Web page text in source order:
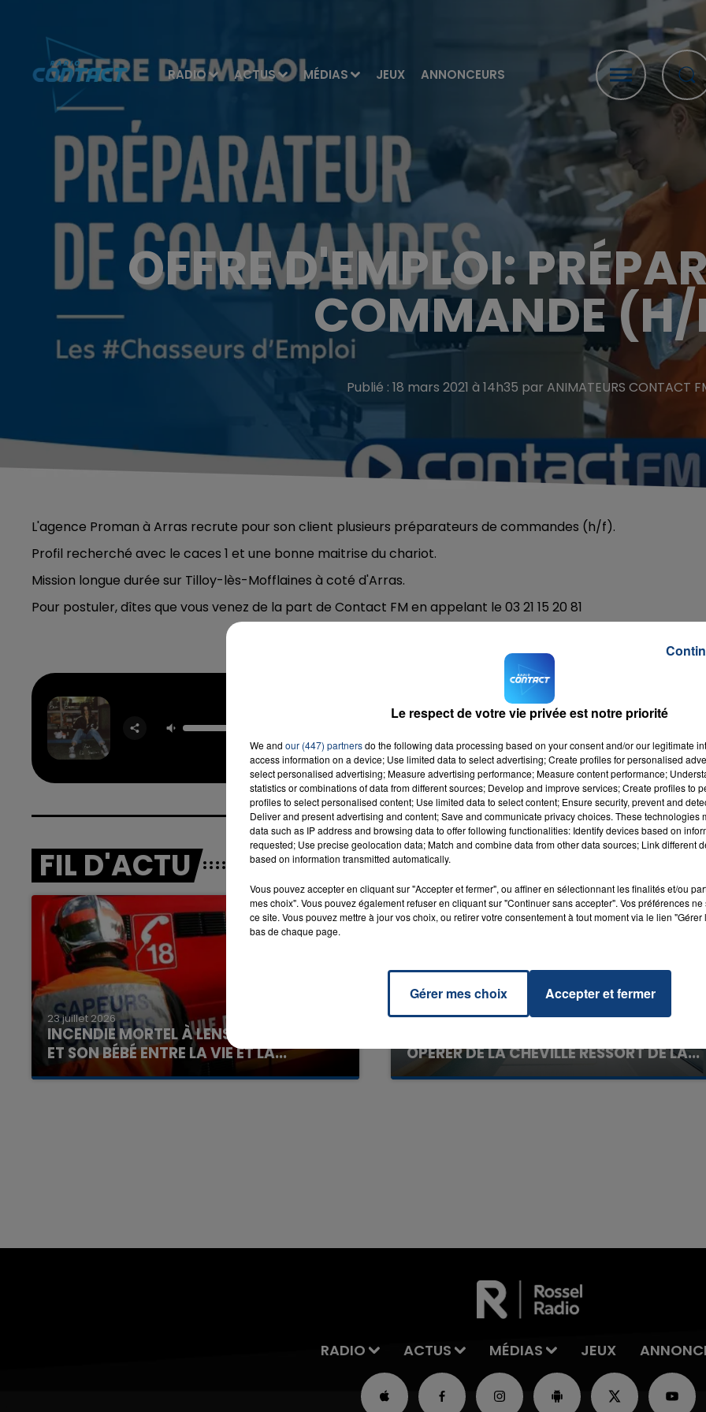
RADIO ACTUS MÉDIAS JEUX ANNONCEURS
7h00 - 12h00
LA TEAM DU WEEK-END
16h00 - 20h00
LA TEAM DU WEEK-END
OFFRE D'EMPLOI:
COMMANDE
Publié : 18 mars 2021 à 14h35 par ANIMATEURS CONTACT
L'agence Proman à Arras recrute pour son client plusieurs préparateurs de commandes (h/f).
Profil recherché avec le caces 1 et une bonne maitrise du chariot.
Mission longue durée sur Tilloy-lès-Mofflaines à coté d'Arras.
Pour postuler, dîtes que vous venez de la part de Contact FM en appelant le 03 21 15 20 81
SHEERAN
RADIO CONTACT
FIL D'ACTU
23 juillet 2026
INCENDIE MORTEL À LENS : UNE FEMME
ET SON BÉBÉ ENTRE LA VIE ET LA...
Un homme s'est immolé par le feu après avoir
20 juillet 2026
OPÉRER DE LA CHEVILLE RESSORT DE LA...
La famille a porté plainte contre la clinique qui a
RADIO ACTUS MÉDIAS JEUX
Le respect de votre vie privée est notre priorité
We and our (447) partnersdo the following data processing based on your consent and/or our legitimate
access information on a device; Use limited data to select advertising; Create profiles for personalised
select personalised advertising; Measure advertising performance; Measure content performance;
statistics or combinations of data from different sources; Develop and improve services; Create profiles to
profiles to select personalised content; Use limited data to select content; Ensure security, prevent and
Deliver and present advertising and content; Save and communicate privacy choices. These technologies
data such as IP address and browsing data to offer following functionalities: Identify devices based on
requested; Use precise geolocation data; Match and combine data from other data sources; Link different
based on information transmitted automatically.
Vous pouvez accepter en cliquant sur "Accepter et fermer", ou affiner en sélectionnant les finalités et/ou
mes choix". Vous pouvez également refuser en cliquant sur "Continuer sans accepter". Vos préférences
ce site. Vous pouvez mettre à jour vos choix, ou retirer votre consentement à tout moment via le lien
bas de chaque page.
Gérer mes choix Accepter et fermer